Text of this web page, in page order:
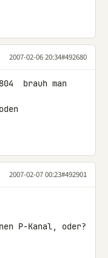
2007-02-06 20:34#492680
brauh man
2007-02-07 00:23#492901
P-Kanal, oder?